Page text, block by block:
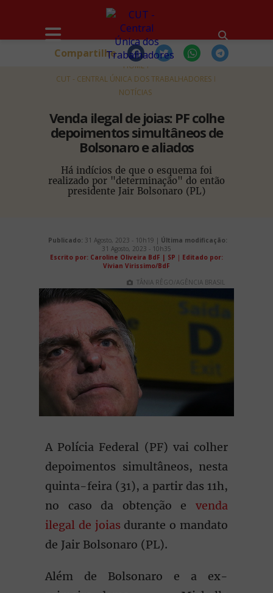
HOME
CUT - CENTRAL ÚNICA DOS TRABALHADORES
NOTÍCIAS
Venda ilegal de joias: PF colhe
depoimentos simultâneos de
Bolsonaro e aliados
Há indícios de que o esquema foi
realizado por "determinação" do então
presidente Jair Bolsonaro (PL)
Compartilhe
Publicado: 31 Agosto, 2023 - 10h19 | Última modificação:
31 Agosto, 2023 - 10h35
Escrito por: Caroline Oliveira BdF | SP | Editado por:
Vivian Virissimo/BdF
TÂNIA RÊGO/AGÊNCIA BRASIL
A Polícia Federal (PF) vai colher
depoimentos simultâneos, nesta
quinta-feira (31), a partir das 11h,
no caso da obtenção e venda
ilegal de joiasdurante o mandato
de Jair Bolsonaro (PL).
Além de Bolsonaro e a ex-